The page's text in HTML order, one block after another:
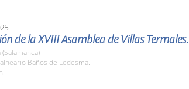
de la XVIII Asamblea de Villas Termales.
Baños de Ledesma.